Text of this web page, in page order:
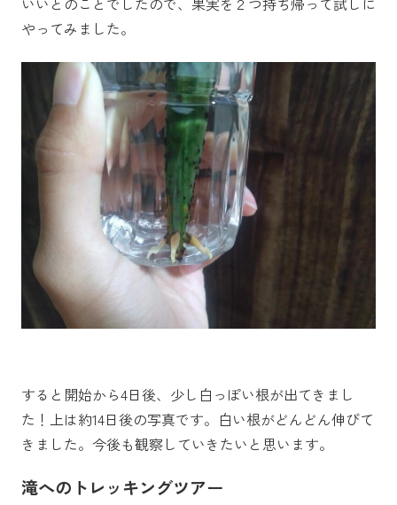
やってみました。
すると開始から4日後、少し白っぽい根が出てきまし
た！上は約14日後の写真です。白い根がどんどん伸びて
きました。今後も観察していきたいと思います。
滝へのトレッキングツアー